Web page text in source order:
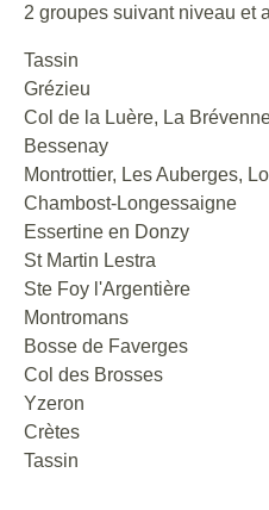
2 groupes suivant niveau et
Tassin
Grézieu
Col de la Luère, La
Bessenay
Montrottier, Les Auberges,
Chambost-Longessaigne
Essertine en Donzy
St Martin Lestra
Ste Foy l'Argentière
Montromans
Bosse de Faverges
Col des Brosses
Yzeron
Crètes
Tassin